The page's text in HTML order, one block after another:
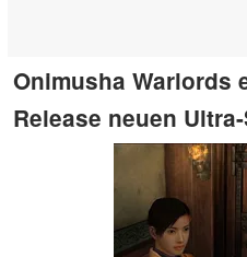
Onimusha Warlords
Release neuen